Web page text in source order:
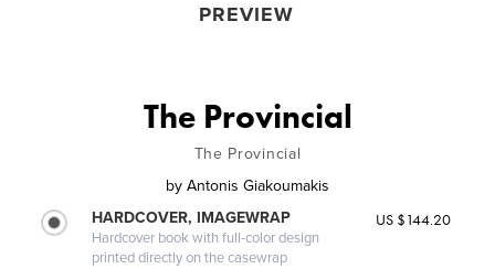
PREVIEW
The Provincial
The Provincial
by Antonis Giakoumakis
HARDCOVER, IMAGEWRAP
Hardcover book with full-color design
printed directly on the casewrap
US $144.20